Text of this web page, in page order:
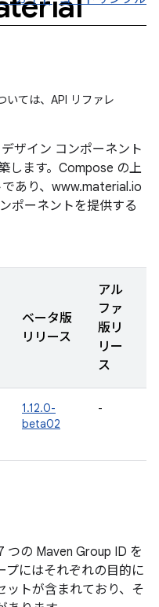
いては、API リファレ
ザイン コンポーネント
します。Compose の上
あり、www.material.io
ポーネントを提供する
ベータ版
リリース
アル
ファ
版リ
リー
ス
1.12.0-
beta02
-
つの Maven Group ID を
プにはそれぞれの目的に
ットが含まれており、そ